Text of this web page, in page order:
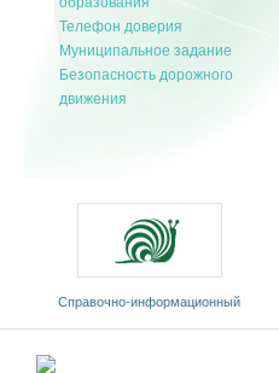
Телефон доверия
Муниципальное задание
Безопасность дорожного
движения
Cправочно-информационный
портал «Русский язык»